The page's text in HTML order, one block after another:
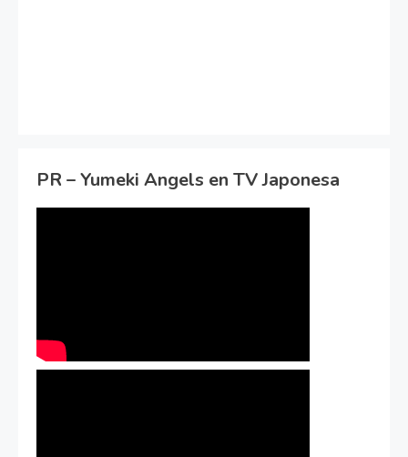
PR – Yumeki Angels en TV Japonesa